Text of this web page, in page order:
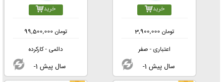
خرید
3,900,000 تومان
اعتباری - صفر
-1 سال پیش
خرید
99,500,000 تومان
دائمی - کارکرده
-1 سال پیش